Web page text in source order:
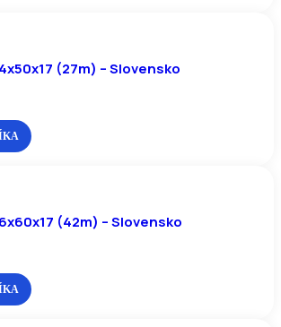
(27m) – Slovensko
(42m) – Slovensko